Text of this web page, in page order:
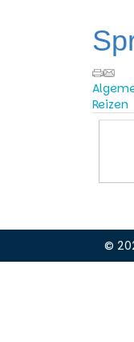
Reizen
©